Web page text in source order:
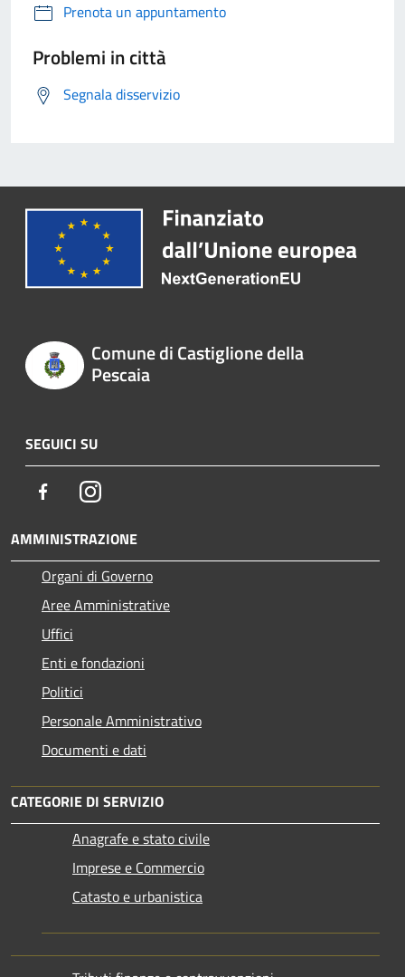
Prenota un appuntamento
Problemi in città
Segnala disservizio
Comune di Castiglione della
Pescaia
SEGUICI SU
FacebookInstagram
AMMINISTRAZIONE
Organi di Governo
Aree Amministrative
Uffici
Enti e fondazioni
Politici
Personale Amministrativo
Documenti e dati
CATEGORIE DI SERVIZIO
Anagrafe e stato civile
Imprese e Commercio
Catasto e urbanistica